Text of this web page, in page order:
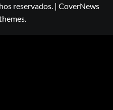
reservados. | CoverNews